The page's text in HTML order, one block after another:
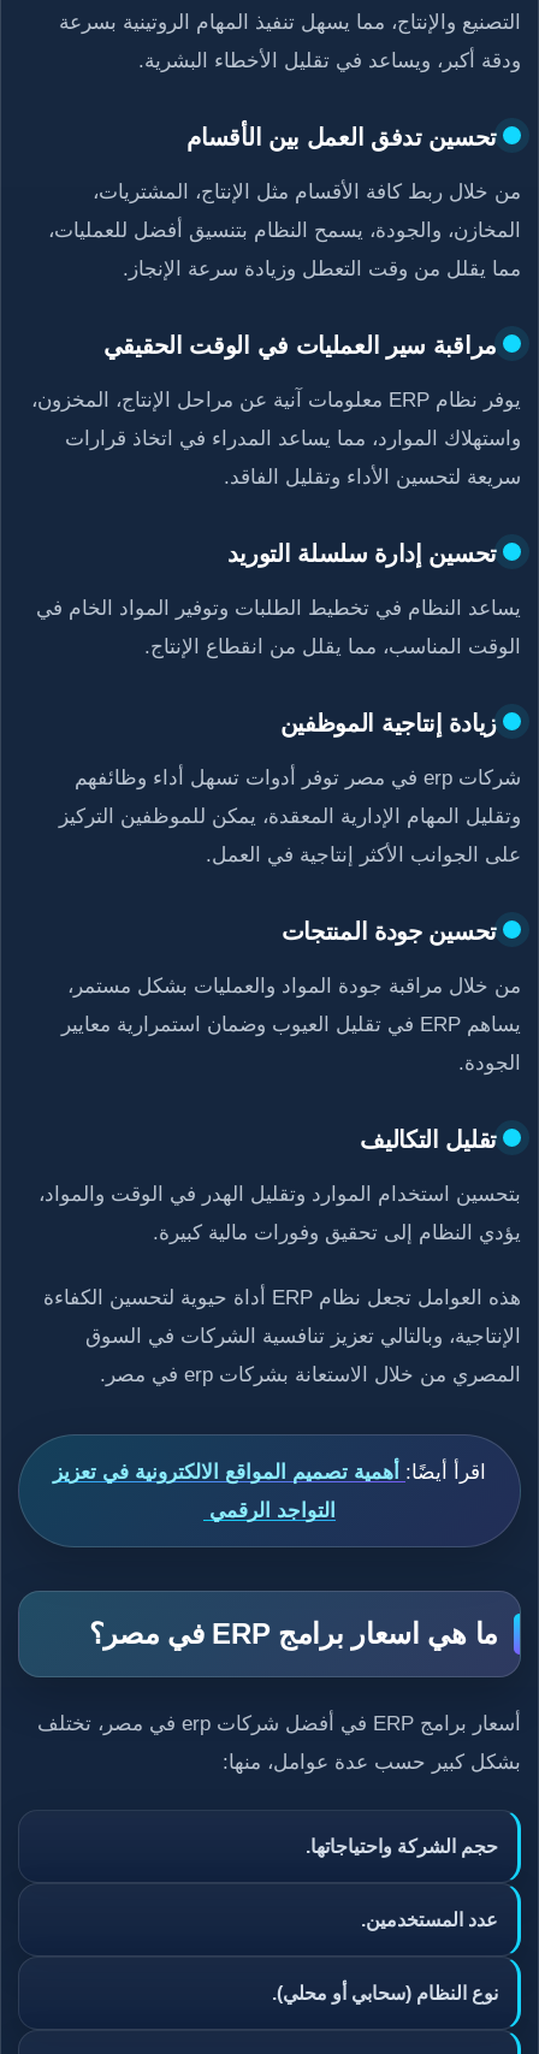
التصنيع والإنتاج، مما يسهل تنفيذ المهام الروتينية بسرعة
ودقة أكبر، ويساعد في تقليل الأخطاء البشرية.
تحسين تدفق العمل بين الأقسام
من خلال ربط كافة الأقسام مثل الإنتاج، المشتريات،
المخازن، والجودة، يسمح النظام بتنسيق أفضل للعمليات،
مما يقلل من وقت التعطل وزيادة سرعة الإنجاز.
مراقبة سير العمليات في الوقت الحقيقي
يوفر نظام ERP معلومات آنية عن مراحل الإنتاج، المخزون،
واستهلاك الموارد، مما يساعد المدراء في اتخاذ قرارات
سريعة لتحسين الأداء وتقليل الفاقد.
تحسين إدارة سلسلة التوريد
يساعد النظام في تخطيط الطلبات وتوفير المواد الخام في
الوقت المناسب، مما يقلل من انقطاع الإنتاج.
زيادة إنتاجية الموظفين
شركات erp في مصر توفر أدوات تسهل أداء وظائفهم
وتقليل المهام الإدارية المعقدة، يمكن للموظفين التركيز
على الجوانب الأكثر إنتاجية في العمل.
تحسين جودة المنتجات
من خلال مراقبة جودة المواد والعمليات بشكل مستمر،
يساهم ERP في تقليل العيوب وضمان استمرارية معايير
الجودة.
تقليل التكاليف
بتحسين استخدام الموارد وتقليل الهدر في الوقت والمواد،
يؤدي النظام إلى تحقيق وفورات مالية كبيرة.
هذه العوامل تجعل نظام ERP أداة حيوية لتحسين الكفاءة
الإنتاجية، وبالتالي تعزيز تنافسية الشركات في السوق
المصري من خلال الاستعانة بشركات erp في مصر.
اقرأ أيضًا: أهمية تصميم المواقع الالكترونية في تعزيز
التواجد الرقمي
ما هي اسعار برامج ERP في مصر؟
أسعار برامج ERP في أفضل شركات erp في مصر، تختلف
بشكل كبير حسب عدة عوامل، منها:
حجم الشركة واحتياجاتها.
عدد المستخدمين.
نوع النظام (سحابي أو محلي).